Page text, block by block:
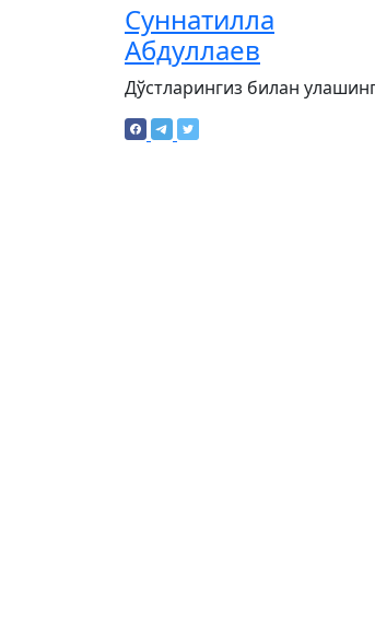
Суннатилла
Абдуллаев
Дўстларингиз билан